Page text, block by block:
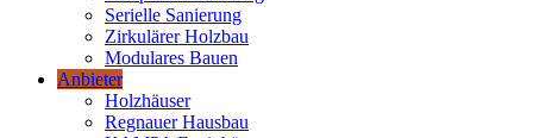
Serielle Sanierung
Zirkulärer Holzbau
Modulares Bauen
Anbieter
Holzhäuser
Regnauer Hausbau